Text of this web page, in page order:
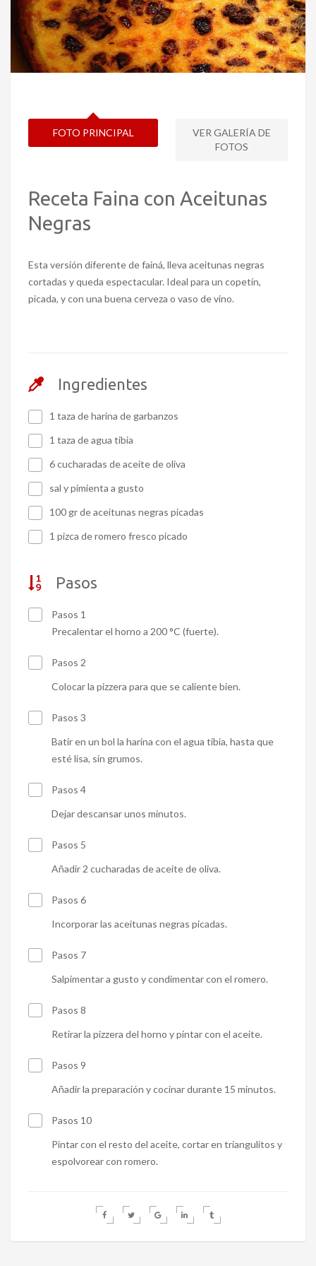
FOTO PRINCIPAL
VER GALERÍA DE
FOTOS
Receta Faina con Aceitunas
Negras
Esta versión diferente de fainá, lleva aceitunas negras
cortadas y queda espectacular. Ideal para un copetín,
picada, y con una buena cerveza o vaso de vino.
Ingredientes
1 taza de harina de garbanzos
1 taza de agua tibia
6 cucharadas de aceite de oliva
sal y pimienta a gusto
100 gr de aceitunas negras picadas
1 pizca de romero fresco picado
Pasos
Pasos 1
Precalentar el horno a 200 °C (fuerte).
Pasos 2
Colocar la pizzera para que se caliente bien.
Pasos 3
Batir en un bol la harina con el agua tibia, hasta que
esté lisa, sin grumos.
Pasos 4
Dejar descansar unos minutos.
Pasos 5
Añadir 2 cucharadas de aceite de oliva.
Pasos 6
Incorporar las aceitunas negras picadas.
Pasos 7
Salpimentar a gusto y condimentar con el romero.
Pasos 8
Retirar la pizzera del horno y pintar con el aceite.
Pasos 9
Añadir la preparación y cocinar durante 15 minutos.
Pasos 10
Pintar con el resto del aceite, cortar en triangulitos y
espolvorear con romero.